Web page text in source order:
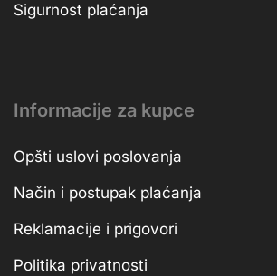
Sigurnost plaćanja
Informacije za kupce
Opšti uslovi poslovanja
Način i postupak plaćanja
Reklamacije i prigovori
Politika privatnosti